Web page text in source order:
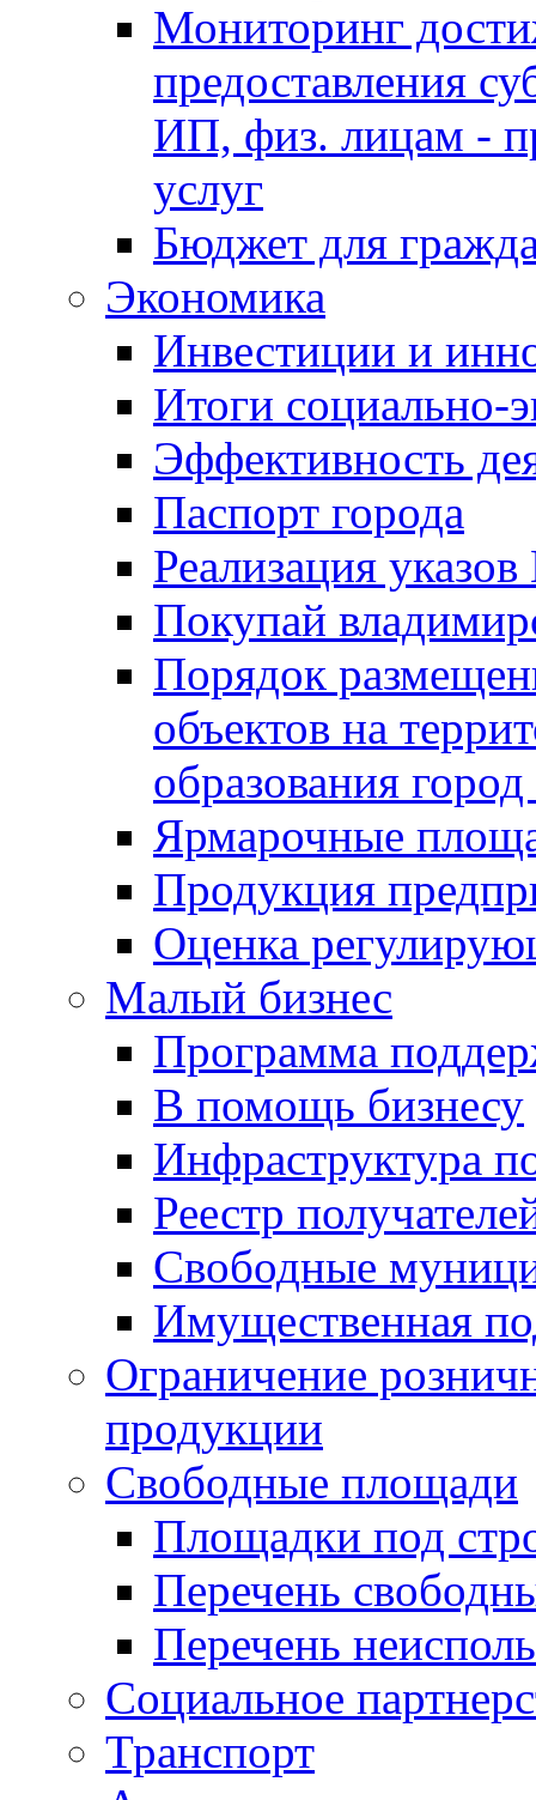
Мониторинг
предоставления
ИП, физ. лицам -
услуг
Бюджет для
Экономика
Инвестиции и
Итоги социально-
Эффективность
Паспорт города
Реализация
Покупай
Порядок
объектов на
образования
Ярмарочные
Продукция
Оценка
Малый бизнес
Программа
В помощь бизнесу
Инфраструктура
Реестр
Свободные
Имущественная
Ограничение
продукции
Свободные площади
Площадки под
Перечень
Перечень
Социальное
Транспорт